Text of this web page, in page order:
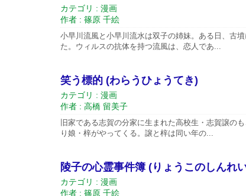
カテゴリ : 漫画
作者 : 篠原 千絵
小早川流風と小早川流水は双子の姉妹。ある日、古
た。ウィルスの抗体を持つ流風は、恋人であ...
笑う標的 (わらうひょうてき)
カテゴリ : 漫画
作者 : 高橋 留美子
旧家である志賀の分家に生まれた高校生・志賀譲の
り娘・梓がやってくる。譲と梓は同い年の...
陵子の心霊事件簿 (りょうこのしんれ
カテゴリ : 漫画
作者 : 篠原 千絵